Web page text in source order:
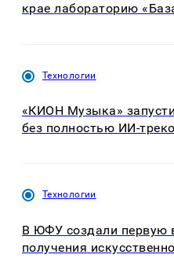
крае лабораторию
Технологии
«КИОН Музыка»
без полностью ИИ-
Технологии
В ЮФУ создали первую
получения